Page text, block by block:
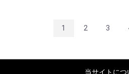
1 2 3
当サイトにつ